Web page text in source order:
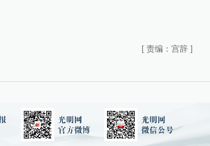
[ 责编：宫辞 ]